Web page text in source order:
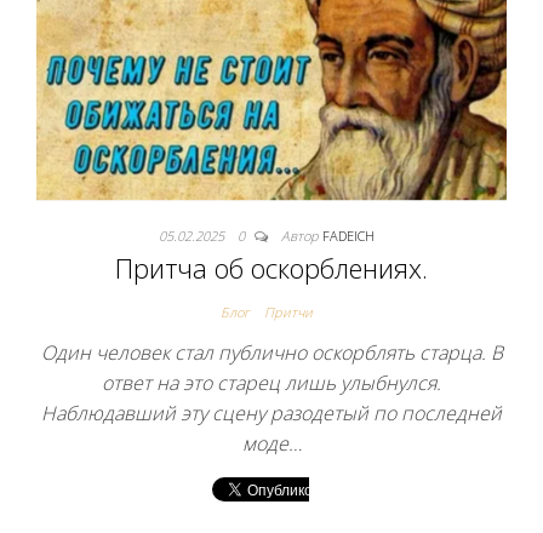
05.02.2025 0 Автор FADEICH
Притча об оскорблениях.
Блог Притчи
Один человек стал публично оскорблять старца. В
ответ на это старец лишь улыбнулся.
Наблюдавший эту сцену разодетый по последней
моде…